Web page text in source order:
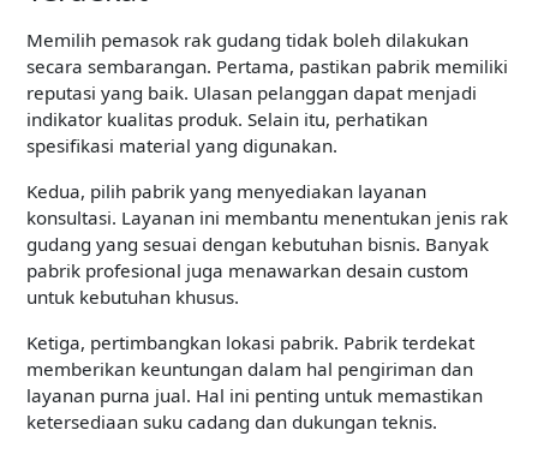
Memilih pemasok rak gudang tidak boleh dilakukan
secara sembarangan. Pertama, pastikan pabrik memiliki
reputasi yang baik. Ulasan pelanggan dapat menjadi
indikator kualitas produk. Selain itu, perhatikan
spesifikasi material yang digunakan.
Kedua, pilih pabrik yang menyediakan layanan
konsultasi. Layanan ini membantu menentukan jenis rak
gudang yang sesuai dengan kebutuhan bisnis. Banyak
pabrik profesional juga menawarkan desain custom
untuk kebutuhan khusus.
Ketiga, pertimbangkan lokasi pabrik. Pabrik terdekat
memberikan keuntungan dalam hal pengiriman dan
layanan purna jual. Hal ini penting untuk memastikan
ketersediaan suku cadang dan dukungan teknis.